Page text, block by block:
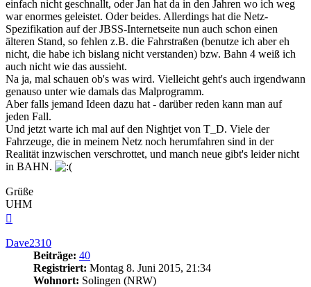
einfach nicht geschnallt, oder Jan hat da in den Jahren wo ich weg
war enormes geleistet. Oder beides. Allerdings hat die Netz-
Spezifikation auf der JBSS-Internetseite nun auch schon einen
älteren Stand, so fehlen z.B. die Fahrstraßen (benutze ich aber eh
nicht, die habe ich bislang nicht verstanden) bzw. Bahn 4 weiß ich
auch nicht wie das aussieht.
Na ja, mal schauen ob's was wird. Vielleicht geht's auch irgendwann
genauso unter wie damals das Malprogramm.
Aber falls jemand Ideen dazu hat - darüber reden kann man auf
jeden Fall.
Und jetzt warte ich mal auf den Nightjet von T_D. Viele der
Fahrzeuge, die in meinem Netz noch herumfahren sind in der
Realität inzwischen verschrottet, und manch neue gibt's leider nicht
in BAHN.
Grüße
UHM
Dave2310
Beiträge: 40
Registriert: Montag 8. Juni 2015, 21:34
Wohnort: Solingen (NRW)